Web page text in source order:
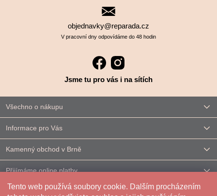
Tento web používá soubory cookie. Dalším procházením
objednavky@reparada.cz
V pracovní dny odpovídáme do 48 hodin
Jsme tu pro vás i na sítích
Všechno o nákupu
Informace pro Vás
Kamenný obchod v Brně
Přijímáme online platby
Kontakt